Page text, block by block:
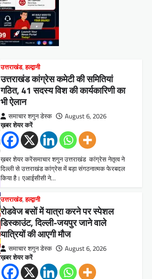
उत्तराखंड,हल्द्वानी
उत्तराखंड कांग्रेस कमेटी की समितियां
गठित, 41 सदस्य विश की कार्यकारिणी का
भी ऐलान
समाचार शगुन डेस्क August 6, 2026
ख़बर शेयर करें
ख़बर शेयर करेंसमाचार शगुन उत्तराखंड कांग्रेस नेतृत्व ने
दिल्ली से उत्तराखंड कांग्रेस में बड़ा संगठनात्मक फेरबदल
किया है। एआईसीसी ने…
उत्तराखंड,हल्द्वानी
रोडवेज बसों में यात्रा करने पर स्पेशल
डिस्काउंट, दिल्ली-जयपुर जाने वाले
यात्रियों की आएगी मौज
समाचार शगुन डेस्क August 6, 2026
ख़बर शेयर करें